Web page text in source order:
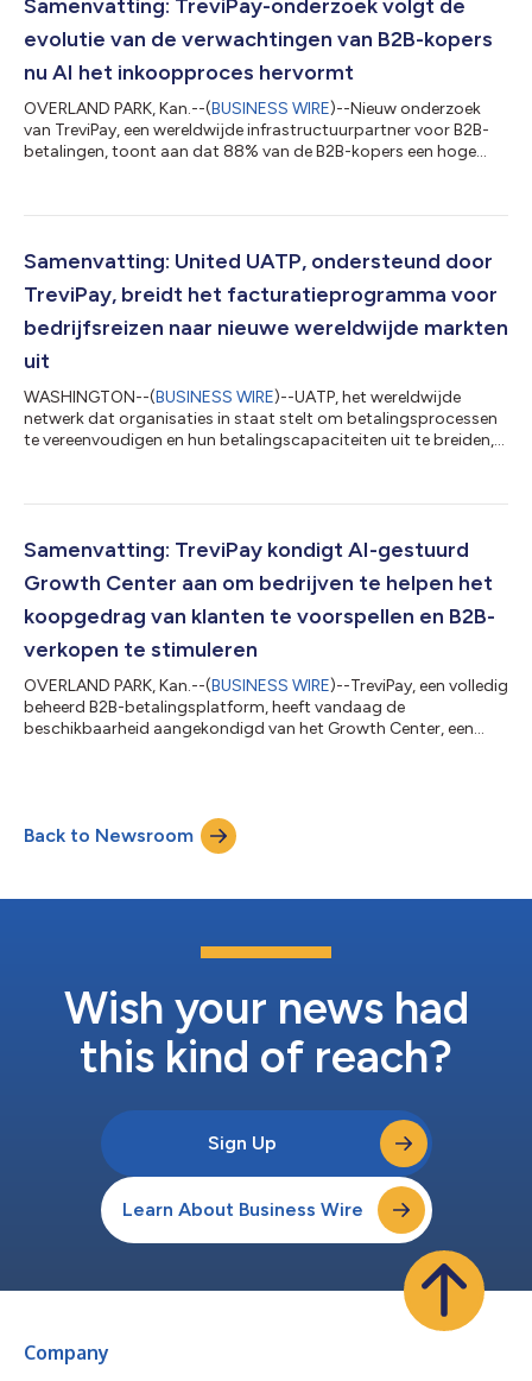
Samenvatting: TreviPay-onderzoek volgt de
evolutie van de verwachtingen van B2B-kopers
nu AI het inkoopproces hervormt
OVERLAND PARK, Kan.--(BUSINESS WIRE)--Nieuw onderzoek
van TreviPay, een wereldwijde infrastructuurpartner voor B2B-
betalingen, toont aan dat 88% van de B2B-kopers een hoge
waarde aan de efficiëntie en consistentie waarmee leveranciers
facturering, wat betekent dat hun loyaliteit afhangt van hoe
goed de uitvoering van een l...
Samenvatting: United UATP, ondersteund door
TreviPay, breidt het facturatieprogramma voor
bedrijfsreizen naar nieuwe wereldwijde markten
uit
WASHINGTON--(BUSINESS WIRE)--UATP, het wereldwijde
netwerk dat organisaties in staat stelt om betalingsprocessen
te vereenvoudigen en hun betalingscapaciteiten uit te breiden,
ondersteund door TreviPay, naar Europa, Australië en Nieuw-
bedrijfsklanten en reisagentschappen in hun regio's om
toegang te hebben tot de voordelen...
Samenvatting: TreviPay kondigt AI-gestuurd
Growth Center aan om bedrijven te helpen het
koopgedrag van klanten te voorspellen en B2B-
verkopen te stimuleren
OVERLAND PARK, Kan.--(BUSINESS WIRE)--TreviPay, een volledig
beheerd B2B-betalingsplatform, heeft vandaag de
beschikbaarheid aangekondigd van het Growth Center, een
geavanceerde functies stelt het nieuwe Growth Center bedrijven
in staat om de behoeften van klanten te onderzoeken, trends te
Back to Newsroom
Wish your news had
this kind of reach?
Sign Up
Learn About Business Wire
Company